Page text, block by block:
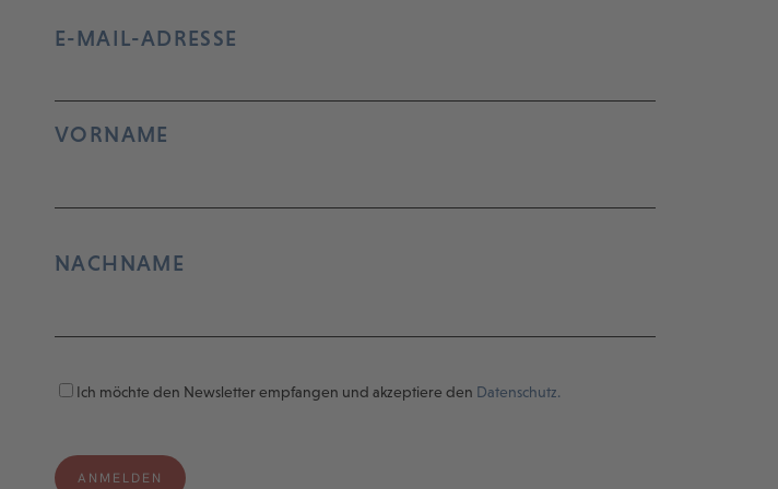
E-MAIL-ADRESSE
VORNAME
NACHNAME
Ich möchte den Newsletter empfangen und akzeptiere den Datenschutz.